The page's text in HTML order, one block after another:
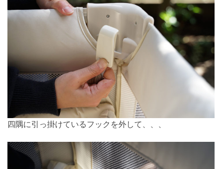
四隅に引っ掛けているフックを外して、、、